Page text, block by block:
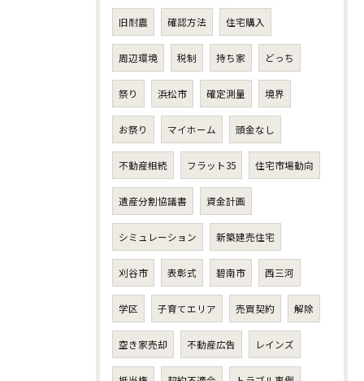
旧耐震 確認方法 住宅購入
周辺環境 税制 持ち家 どっち
祭り 浜松市 確定測量 境界
お祭り マイホーム 頭金なし
不動産相続 フラット35 住宅市場動向
遺産分割協議書 資金計画
シミュレーション 新築建売住宅
刈谷市 表彰式 碧南市 西三河
学区 子育てエリア 売買契約 解除
空き家売却 不動産広告 レインズ